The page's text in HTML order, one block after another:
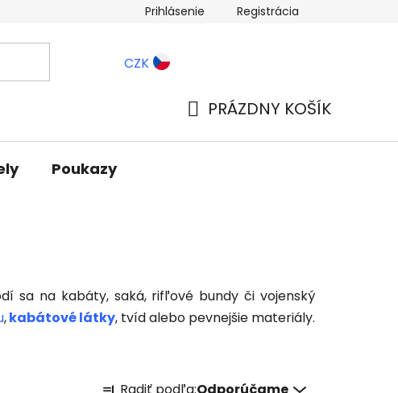
Blog
Prihlásenie Registrácia
CZK
PRÁZDNY KOŠÍK
Poukazy
sa na kabáty, saká, rifľové bundy či vojenský
,kabátové látky, tvíd alebo pevnejšie materiály.